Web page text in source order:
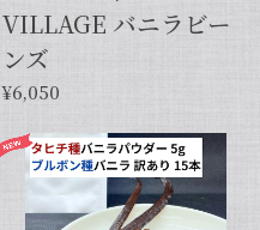
VILLAGE バニラビー
ンズ
¥6,050